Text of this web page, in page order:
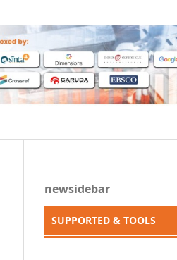
newsidebar
SUPPORTED & TOOLS